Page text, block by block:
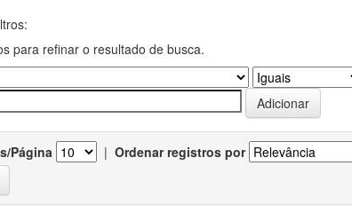
para refinar o resultado de busca.
Página | Ordenar registros por